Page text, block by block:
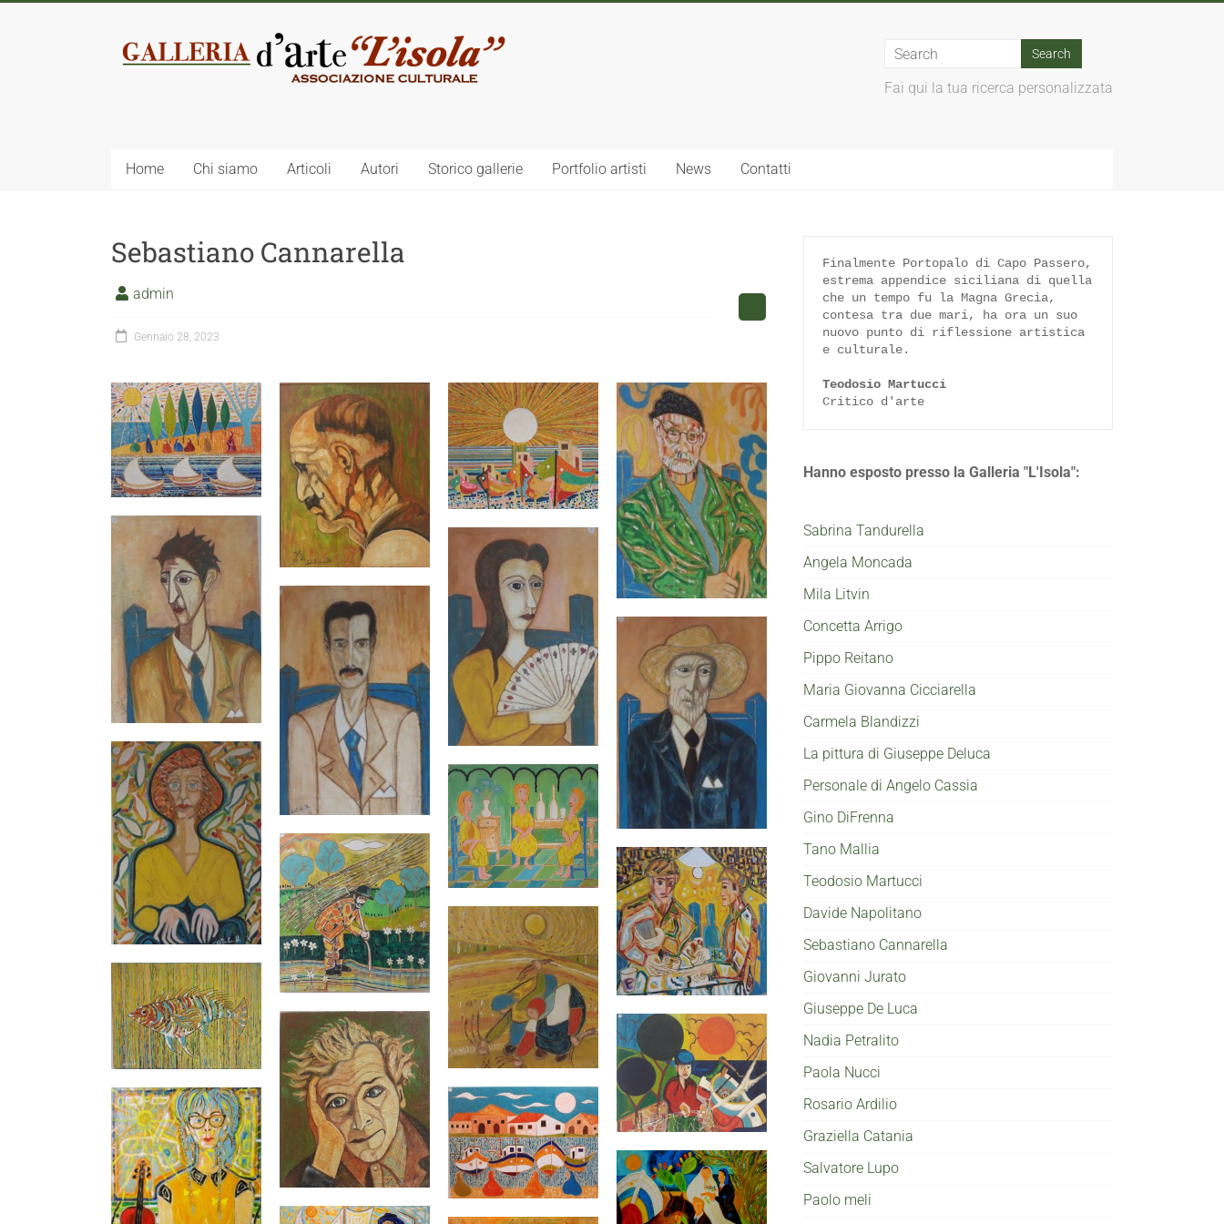
Fai qui la tua ricerca personalizzata
Home Chi siamo Articoli Autori Storico gallerie Portfolio artisti News Contatti
Sebastiano Cannarella
admin
Gennaio 28, 2023
Finalmente Portopalo di Capo Passero,
estrema appendice siciliana di quella
che un tempo fu la Magna Grecia,
contesa tra due mari, ha ora un suo
nuovo punto di riflessione artistica
e culturale.
Teodosio Martucci
Critico d'arte
Hanno esposto presso la Galleria "L'Isola":
Sabrina Tandurella
Angela Moncada
Mila Litvin
Concetta Arrigo
Pippo Reitano
Maria Giovanna Cicciarella
Carmela Blandizzi
La pittura di Giuseppe Deluca
Personale di Angelo Cassia
Gino DiFrenna
Tano Mallia
Teodosio Martucci
Davide Napolitano
Sebastiano Cannarella
Giovanni Jurato
Giuseppe De Luca
Nadia Petralito
Paola Nucci
Rosario Ardilio
Graziella Catania
Salvatore Lupo
Paolo meli